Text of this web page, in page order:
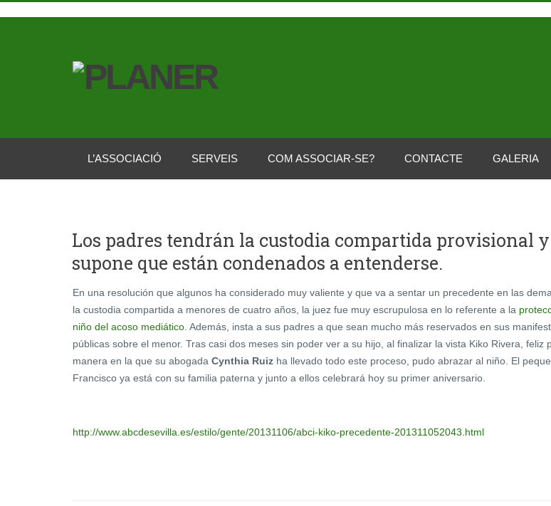
L’ASSOCIACIÓ SERVEIS COM ASSOCIAR-SE? CONTACTE GALERIA
Los padres tendrán la custodia compartida provisional y
supone que están condenados a entenderse.
En una resolución que algunos ha considerado muy valiente y que va a sentar un precedente en las
la custodia compartida a menores de cuatro años, la juez fue muy escrupulosa en lo referente a la
niño del acoso mediático . Además, insta a sus padres a que sean mucho más reservados en sus
públicas sobre el menor. Tras casi dos meses sin poder ver a su hijo, al finalizar la vista Kiko Rivera, feliz
manera en la que su abogada Cynthia Ruiz ha llevado todo este proceso, pudo abrazar al niño. El
Francisco ya está con su familia paterna y junto a ellos celebrará hoy su primer aniversario.
http://www.abcdesevilla.es/estilo/gente/20131106/abci-kiko-precedente-201311052043.html